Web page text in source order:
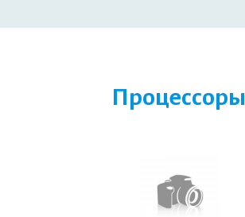
Процессоры